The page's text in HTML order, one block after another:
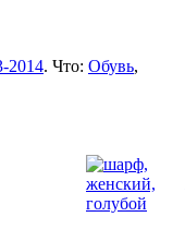
2014. Что: Обувь,